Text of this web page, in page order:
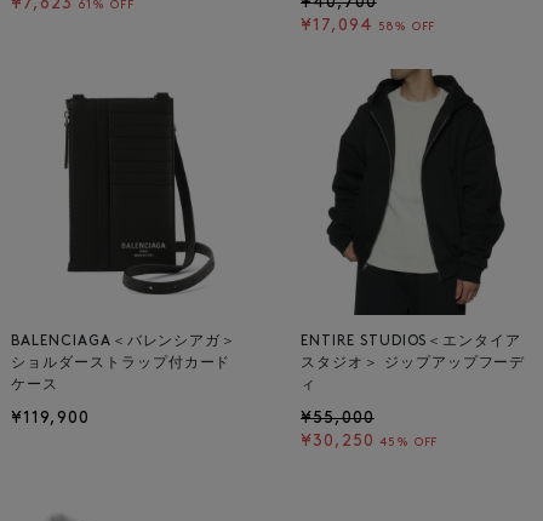
¥7,623
61% OFF
¥17,094
58% OFF
BALENCIAGA＜バレンシアガ＞
ショルダーストラップ付カード
ケース
¥119,900
ENTIRE STUDIOS＜エンタイア
スタジオ＞ ジップアップフーデ
ィ
¥55,000
¥30,250 45% OFF